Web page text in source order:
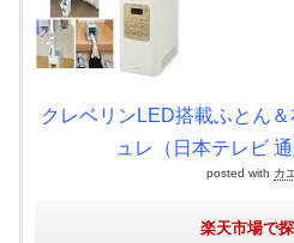
クレベリンLED搭載ふとん
ュレ（日本テレビ
posted with カ
楽天市場で